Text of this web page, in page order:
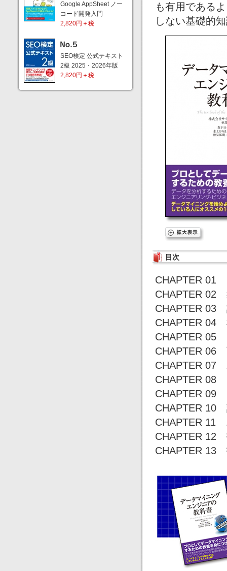
Google AppSheet ノー
コード開発入門
2,820円＋税
SEO検定 公式テキスト
2級 2025・2026年版
2,820円＋税
も有用である
しない基礎的
目次
CHAPTER 01
CHAPTER 02
CHAPTER 03
CHAPTER 04
CHAPTER 05
CHAPTER 06
CHAPTER 07
CHAPTER 08
CHAPTER 09
CHAPTER 10
CHAPTER 11
CHAPTER 12
CHAPTER 13